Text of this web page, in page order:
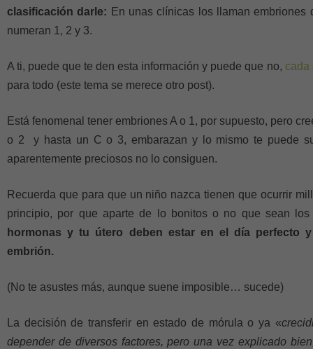
clasificación darle: En unas clínicas los llaman
numeran 1, 2 y 3.
A ti, puede que te den esta información y puede que no,
para todo (este tema se merece otro post).
Está fenomenal tener embriones A o 1, por supuesto, pero
o 2 y hasta un C o 3, embarazan y lo mismo te puede
aparentemente preciosos no lo consiguen.
Recuerda que para que un niño nazca tienen que ocurrir
principio, por que aparte de lo bonitos o no que sean
hormonas y tu útero deben estar en el día perfecto
embrión.
(No te asustes más, aunque suene imposible… sucede)
La decisión de transferir en estado de mórula o ya «
depender de diversos factores, pero una vez explicado